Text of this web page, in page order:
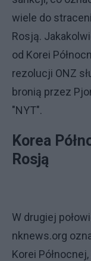
wiele do
Rosją.
od Korei
rezolucji ONZ
bronią przez
"NYT".
Korea
Rosją
W drugiej
nknews.org
Korei